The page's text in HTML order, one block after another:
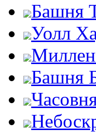
Башня
Уолл
Башня